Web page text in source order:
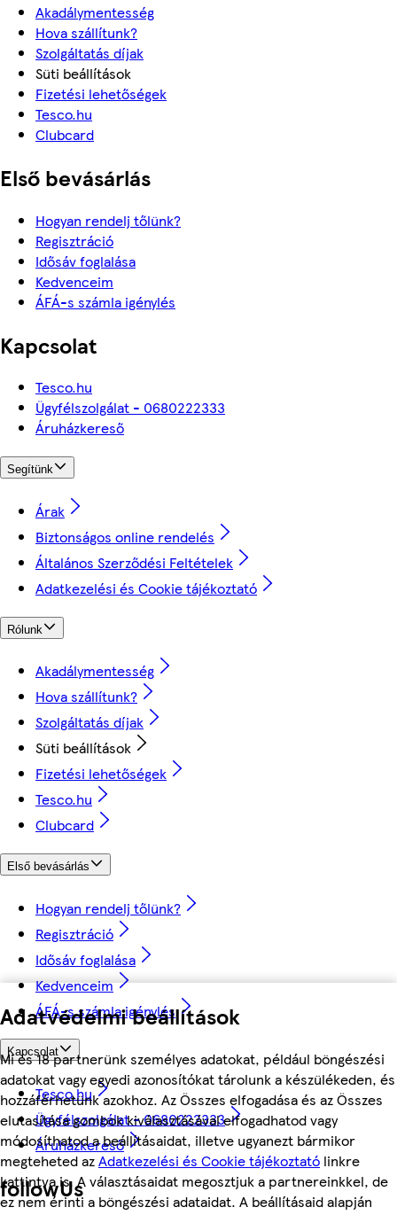
Adatvédelmi beállítások
Mi és 18 partnerünk személyes adatokat, például böngészési
adatokat vagy egyedi azonosítókat tárolunk a készülékeden, és
hozzáférhetünk azokhoz. Az Összes elfogadása és az Összes
elutasítása gombok kiválasztásával elfogadhatod vagy
módosíthatod a beállításaidat, illetve ugyanezt bármikor
megteheted azAdatkezelési és Cookie tájékoztató linkre
kattintva is. A választásaidat megosztjuk a partnereinkkel, de
ez nem érinti a böngészési adataidat. A beállításaid alapján
Akadálymentesség
Hova szállítunk?
Szolgáltatás díjak
Süti beállítások
Fizetési lehetőségek
Tesco.hu
Clubcard
Első bevásárlás
Hogyan rendelj tőlünk?
Regisztráció
Idősáv foglalása
Kedvenceim
ÁFÁ-s számla igénylés
Kapcsolat
Tesco.hu
Ügyfélszolgálat - 0680222333
Áruházkereső
Segítünk
Árak
Biztonságos online rendelés
Általános Szerződési Feltételek
Adatkezelési és Cookie tájékoztató
Rólunk
Akadálymentesség
Hova szállítunk?
Szolgáltatás díjak
Süti beállítások
Fizetési lehetőségek
Tesco.hu
Clubcard
Első bevásárlás
Hogyan rendelj tőlünk?
Regisztráció
Idősáv foglalása
Kedvenceim
ÁFÁ-s számla igénylés
Kapcsolat
Tesco.hu
Ügyfélszolgálat - 0680222333
Áruházkereső
followUs